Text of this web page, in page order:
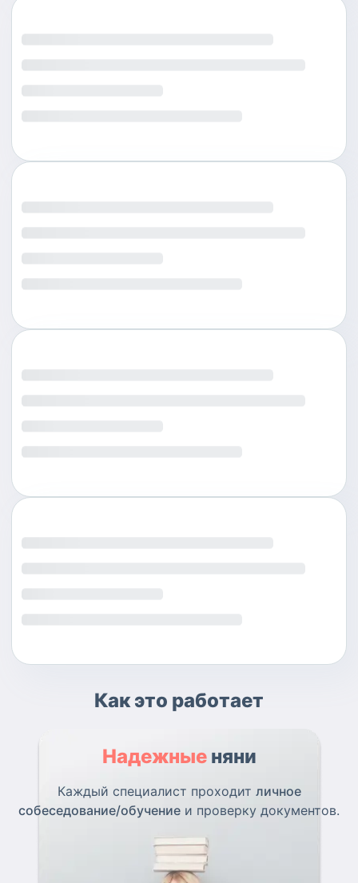
Как это работает
Надежные няни
Каждый специалист проходит личное
собеседование/обучение и проверку документов.